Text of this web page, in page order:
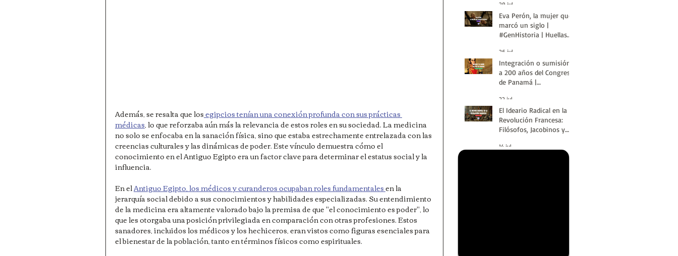
Además, se resalta que los egipcios tenían una conexión profunda con sus prácticas
médicas, lo que reforzaba aún más la relevancia de estos roles en su sociedad. La medicina
no solo se enfocaba en la sanación física, sino que estaba estrechamente entrelazada con las
creencias culturales y las dinámicas de poder. Este vínculo demuestra cómo el
conocimiento en el Antiguo Egipto era un factor clave para determinar el estatus social y la
influencia.
En el Antiguo Egipto, los médicos y curanderos ocupaban roles fundamentales en la
jerarquía social debido a sus conocimientos y habilidades especializadas. Su entendimiento
de la medicina era altamente valorado bajo la premisa de que "el conocimiento es poder", lo
que les otorgaba una posición privilegiada en comparación con otras profesiones. Estos
sanadores, incluidos los médicos y los hechiceros, eran vistos como figuras esenciales para
el bienestar de la población, tanto en términos físicos como espirituales.
Historia
29 jul
Eva Perón, la mujer que
marcó un siglo |
#GenHistoria | Huellas
26 jul
Integración o sumisión:
a 200 años del Congreso
de Panamá |
as | Huellas de la
Historia
22 jul
El Ideario Radical en la
Revolución Francesa:
Filósofos, Jacobinos y
Historia
14 jul